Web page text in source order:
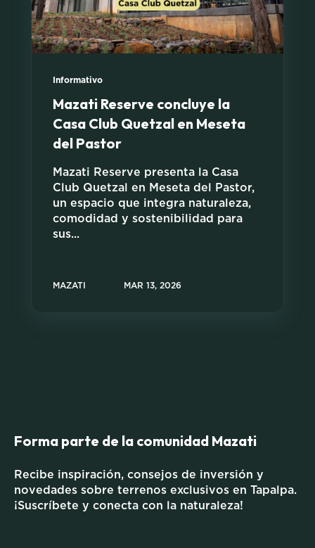
Informativo
Mazati Reserve concluye la
Casa Club Quetzal en Meseta
del Pastor
Mazati Reserve presenta la Casa
Club Quetzal en Meseta del Pastor,
un espacio que integra naturaleza,
comodidad y sostenibilidad para
sus...
MAZATI MAR 13, 2026
Forma parte de la comunidad Mazati
Recibe inspiración, consejos de inversión y
novedades sobre terrenos exclusivos en Tapalpa.
¡Suscríbete y conecta con la naturaleza!